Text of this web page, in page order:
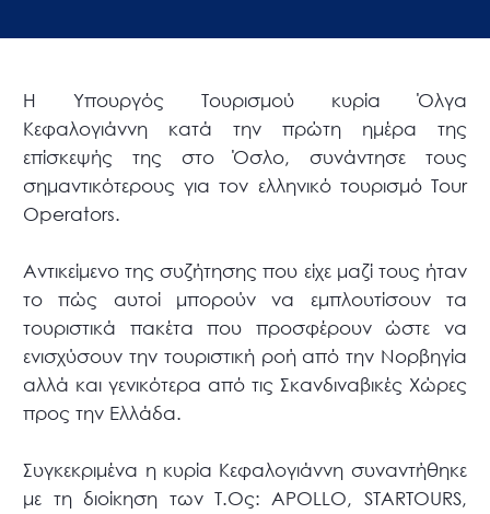
Η Υπουργός Τουρισμού κυρία Όλγα
Κεφαλογιάννη κατά την πρώτη ημέρα της
επίσκεψής της στο Όσλο, συνάντησε τους
σημαντικότερους για τον ελληνικό τουρισμό Τour
Οperators.
Αντικείμενο της συζήτησης που είχε μαζί τους ήταν
το πώς αυτοί μπορούν να εμπλουτίσουν τα
τουριστικά πακέτα που προσφέρουν ώστε να
ενισχύσουν την τουριστική ροή από την Νορβηγία
αλλά και γενικότερα από τις Σκανδιναβικές Χώρες
προς την Ελλάδα.
Συγκεκριμένα η κυρία Κεφαλογιάννη συναντήθηκε
με τη διοίκηση των Τ.Ος: APOLLO, STARTOURS,